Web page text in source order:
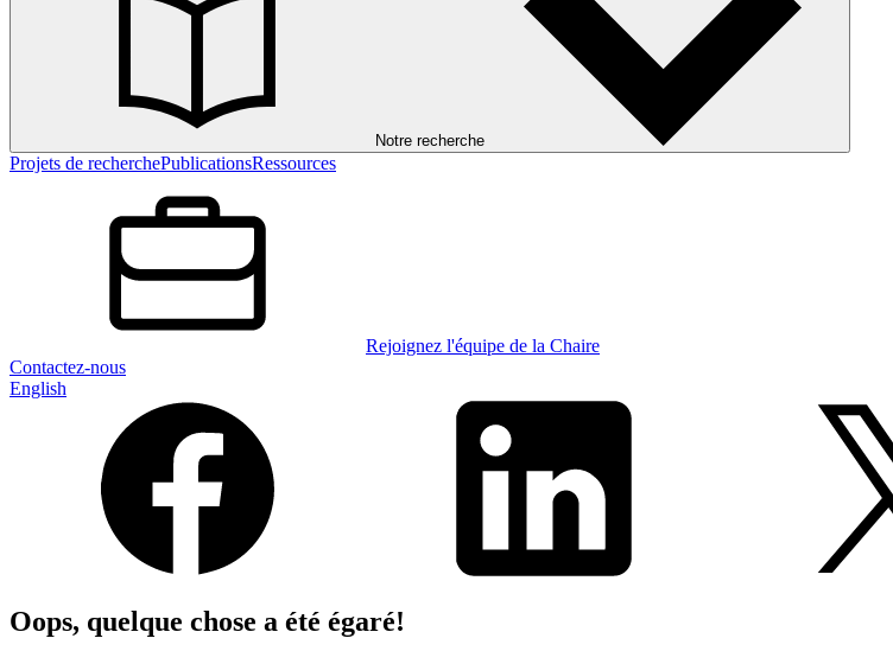
Notre recherche
Projets de recherchePublicationsRessources
Rejoignez l'équipe de la Chaire
Contactez-nous
English
Oops, quelque chose a été égaré!